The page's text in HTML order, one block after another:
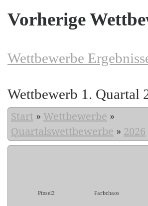
Vorherige
Wettbewerbe
Wettbewerb 1. Quartal
Start » Wettbewerbe »
Quartalswettbewerbe » 2026
Pinsel2 Farbchaos